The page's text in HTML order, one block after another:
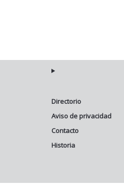
Directorio
Aviso de privacidad
Contacto
Historia